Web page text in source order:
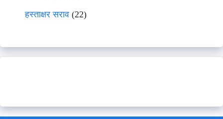
हस्ताक्षर सराव (22)